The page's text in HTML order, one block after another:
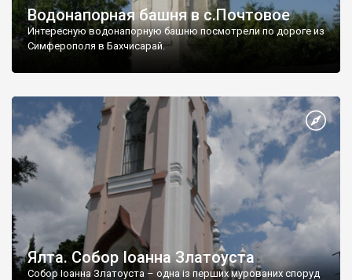
Водонапорная башня в с.Почтовое
Интересную водонапорную башню посмотрели по дороге из
Симферополя в Бахчисарай.
Ялта. Собор Іоанна Златоуста
Собор Іоанна Златоуста – одна із перших мурованих споруд